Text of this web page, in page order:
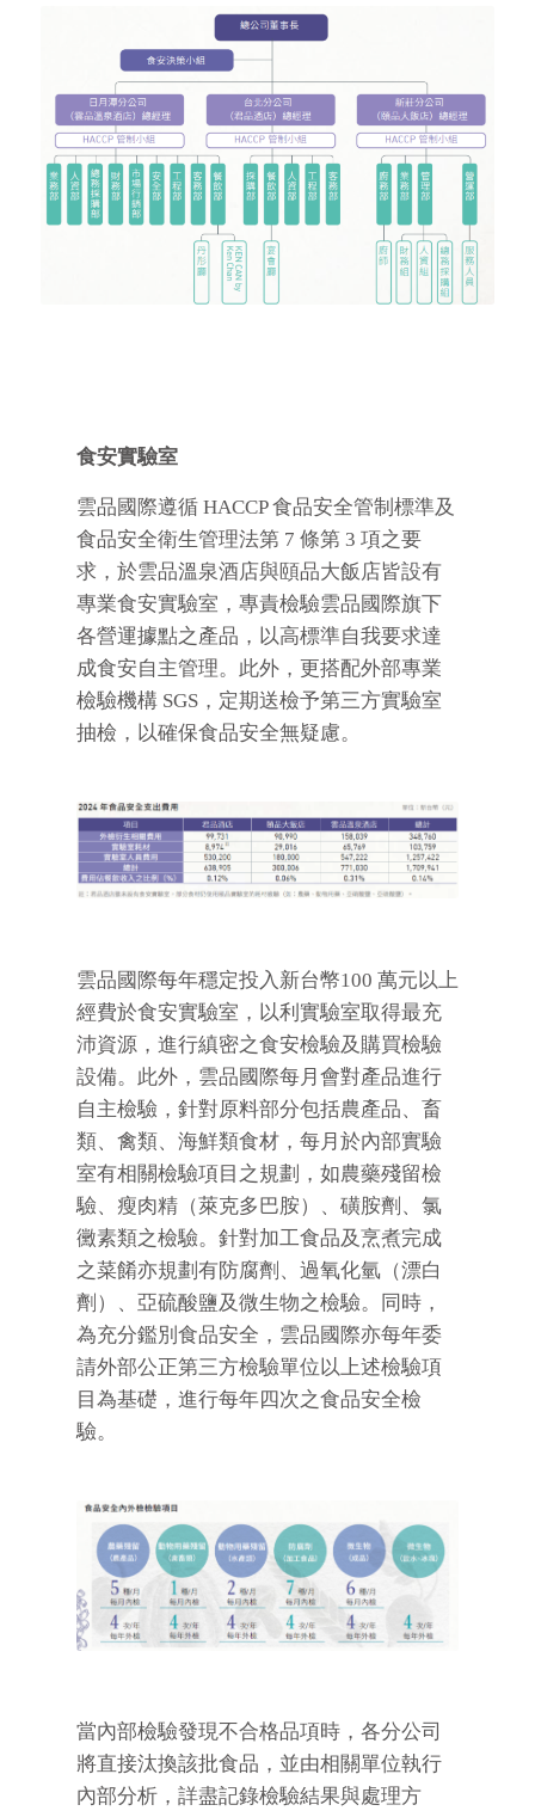
食安實驗室
雲品國際遵循 HACCP 食品安全管制標準及
食品安全衛生管理法第 7 條第 3 項之要
求，於雲品溫泉酒店與頤品大飯店皆設有
專業食安實驗室，專責檢驗雲品國際旗下
各營運據點之產品，以高標準自我要求達
成食安自主管理。此外，更搭配外部專業
檢驗機構 SGS，定期送檢予第三方實驗室
抽檢，以確保食品安全無疑慮。
雲品國際每年穩定投入新台幣100 萬元以上
經費於食安實驗室，以利實驗室取得最充
沛資源，進行縝密之食安檢驗及購買檢驗
設備。此外，雲品國際每月會對產品進行
自主檢驗，針對原料部分包括農產品、畜
類、禽類、海鮮類食材，每月於內部實驗
室有相關檢驗項目之規劃，如農藥殘留檢
驗、瘦肉精（萊克多巴胺）、磺胺劑、氯
黴素類之檢驗。針對加工食品及烹煮完成
之菜餚亦規劃有防腐劑、過氧化氫（漂白
劑）、亞硫酸鹽及微生物之檢驗。同時，
為充分鑑別食品安全，雲品國際亦每年委
請外部公正第三方檢驗單位以上述檢驗項
目為基礎，進行每年四次之食品安全檢
驗。
當內部檢驗發現不合格品項時，各分公司
將直接汰換該批食品，並由相關單位執行
內部分析，詳盡記錄檢驗結果與處理方